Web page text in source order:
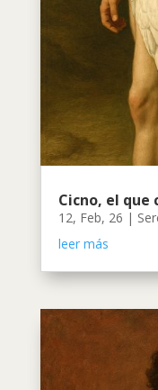
Cicno, el que
12, Feb, 26 |
leer más